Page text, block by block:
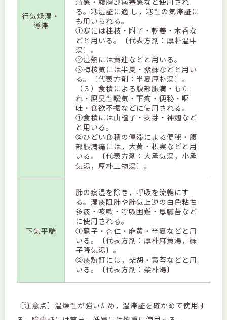
行気燥湿・
導滞
る。寒湿証に適 し，寒性の気滞証に
も用いられる。
①寒には桂枝・附子・乾姜・木香な
どと用いる。〔代表方剤：厚朴温中
湯〕。
②湿熱には黄連などと用いる。
③梅核気には半夏・紫蘇などと用い
る。〔代表方剤：半夏厚朴湯〕。
（３）食積による腹部脹満・もた
れ・腐臭性噯気・下痢・便秘・嘔
吐・食欲不振などに使用される。
①食積には山楂子・麦芽・神麴など
と用いる。
②ひどい食積の停滞による便秘・腹
部脹満痛には，大黄・枳実などと用
いる。〔代表方剤：大承気湯，小承
気湯，厚朴三物湯〕。
下気平喘
肺の痰湿を除き，呼吸を流暢にす
る。湿痰阻肺や肺気上逆の白色粘性
多痰・咳嗽・呼吸困難・厚膩苔など
に使用される。
①蘇子・杏仁・麻黄・半夏などと用
いる。〔代表方剤：厚朴麻黄湯，蘇
子降気湯〕。
②痰熱証には，柴胡・黄芩などと用
いる。〔代表方剤：柴朴湯〕
［注意点］温燥性が強いため，湿滞証を確かめて使用す